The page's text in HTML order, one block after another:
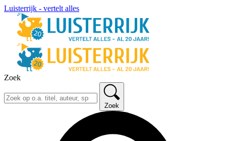
Luisterrijk - vertelt alles
Zoek
Zoek